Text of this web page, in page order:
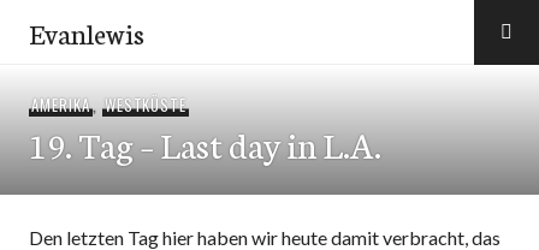
InhaltEvanlewis
AMERIKA, WESTKÜSTE
19. Tag – Last day in L.A.
Den letzten Tag hier haben wir heute damit verbracht, das